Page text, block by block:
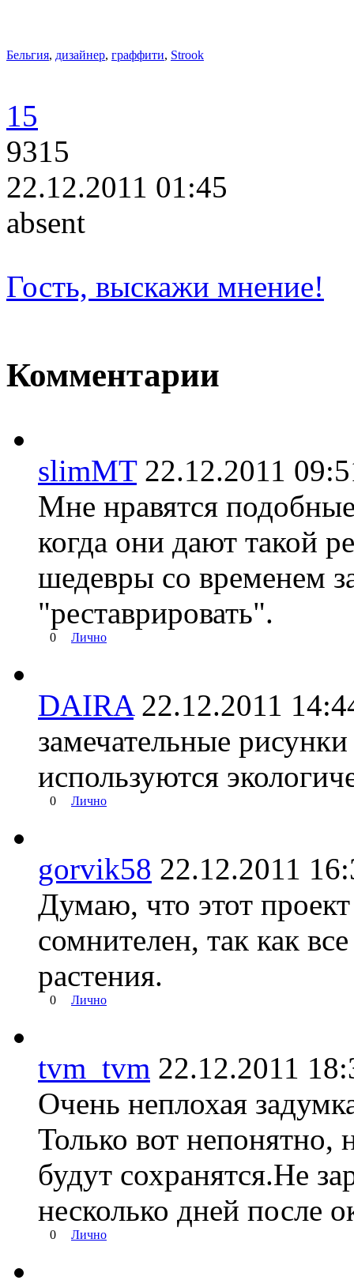
Бельгия, дизайнер, граффити, Strook
15
9315
22.12.2011 01:45
absent
Гость, выскажи мнение!
Комментарии
slimMT 22.12.2011
Мне нравятся
когда они дают такой
шедевры со временем
"реставрировать".
0 Лично
DAIRA 22.12.2011
замечательные
используются
0 Лично
gorvik58 22.12.2011
Думаю, что этот
сомнителен, так как
растения.
0 Лично
tvm_tvm 22.12.2011
Очень неплохая
Только вот непонятно,
будут сохранятся.Не
несколько дней после
0 Лично